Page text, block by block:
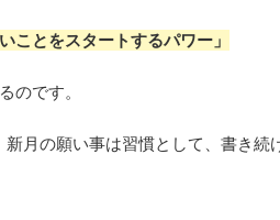
ことをスタートするパワー」
のです。
月の願い事は習慣として、書き続